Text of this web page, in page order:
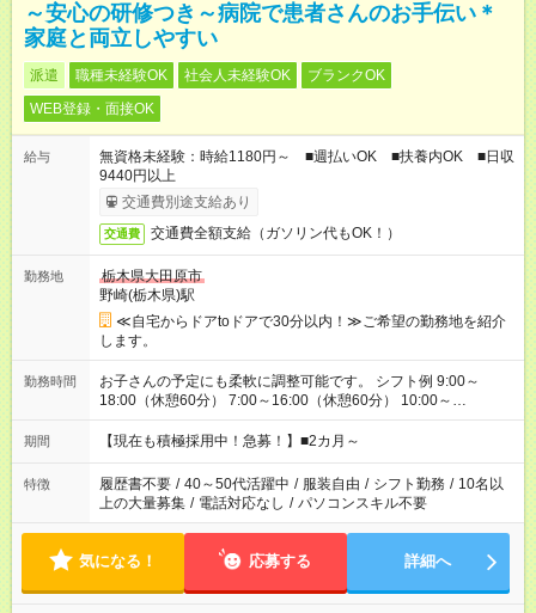
～安心の研修つき～病院で患者さんのお手伝い＊
家庭と両立しやすい
派遣 職種未経験OK 社会人未経験OK
ブランクOK
WEB登録・面接OK
給与
無資格未経験：時給1180円～ ■週払いOK ■扶養内OK ■日収
9440円以上
交通費別途支給あり
交通費 交通費全額支給（ガソリン代もOK！）
勤務地
栃木県大田原市
野崎(栃木県)駅
≪自宅からドアtoドアで30分以内！≫ご希望の勤務地を紹介
します。
勤務時間
お子さんの予定にも柔軟に調整可能です。 シフト例 9:00～
18:00（休憩60分） 7:00～16:00（休憩60分） 10:00～
19:00（休憩60分） ※Wワーク希望の方へ 今ご覧のお仕事で希
望する勤務時間と、もう1つのお仕事の勤務時間の合計が 週40
期間 【現在も積極採用中！急募！】■2カ月～
特徴 履歴書不要 / 40～50代活躍中 / 服装自由 / シフト勤務 / 10名以
上の大量募集 / 電話対応なし / パソコンスキル不要
気になる！ 応募する 詳細へ